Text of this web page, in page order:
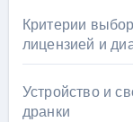
Критерии
лицензией и
Устройство и
дранки